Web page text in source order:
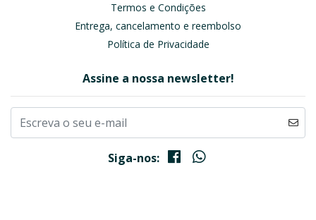
Termos e Condições
Entrega, cancelamento e reembolso
Política de Privacidade
Assine a nossa newsletter!
Siga-nos: